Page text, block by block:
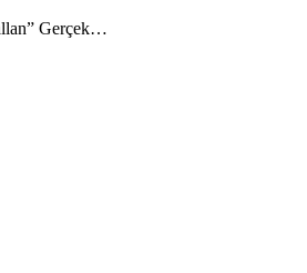
Gerçek…